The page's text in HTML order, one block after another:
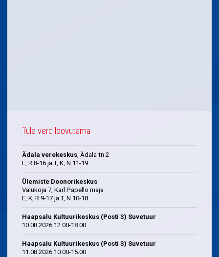
Tule verd loovutama
Ädala verekeskus, Ädala tn 2
E, R 8-16 ja T, K, N 11-19
Ülemiste Doonorikeskus
Valukoja 7, Karl Papello maja
E, K, R 9-17 ja T, N 10-18
Haapsalu Kultuurikeskus (Posti 3) Suvetuur
10.08.2026 12.00-18.00
Haapsalu Kultuurikeskus (Posti 3) Suvetuur
11.08.2026 10.00-15.00